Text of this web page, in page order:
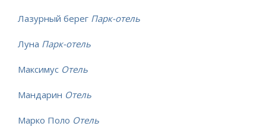
Лазурный берег Парк-отель
Луна Парк-отель
Максимус Отель
Мандарин Отель
Марко Поло Отель